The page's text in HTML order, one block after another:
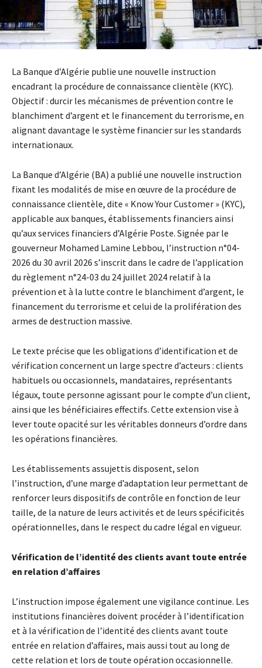
La Banque d’Algérie publie une nouvelle instruction
encadrant la procédure de connaissance clientèle (KYC).
Objectif : durcir les mécanismes de prévention contre le
blanchiment d’argent et le financement du terrorisme, en
alignant davantage le système financier sur les standards
internationaux.
La Banque d’Algérie (BA) a publié une nouvelle instruction
fixant les modalités de mise en œuvre de la procédure de
connaissance clientèle, dite « Know Your Customer » (KYC),
applicable aux banques, établissements financiers ainsi
qu’aux services financiers d’Algérie Poste. Signée par le
gouverneur Mohamed Lamine Lebbou, l’instruction n°04-
2026 du 30 avril 2026 s’inscrit dans le cadre de l’application
du règlement n°24-03 du 24 juillet 2024 relatif à la
prévention et à la lutte contre le blanchiment d’argent, le
financement du terrorisme et celui de la prolifération des
armes de destruction massive.
Le texte précise que les obligations d’identification et de
vérification concernent un large spectre d’acteurs : clients
habituels ou occasionnels, mandataires, représentants
légaux, toute personne agissant pour le compte d’un client,
ainsi que les bénéficiaires effectifs. Cette extension vise à
lever toute opacité sur les véritables donneurs d’ordre dans
les opérations financières.
Les établissements assujettis disposent, selon
l’instruction, d’une marge d’adaptation leur permettant de
renforcer leurs dispositifs de contrôle en fonction de leur
taille, de la nature de leurs activités et de leurs spécificités
opérationnelles, dans le respect du cadre légal en vigueur.
Vérification de l’identité des clients avant toute entrée
en relation d’affaires
L’instruction impose également une vigilance continue. Les
institutions financières doivent procéder à l’identification
et à la vérification de l’identité des clients avant toute
entrée en relation d’affaires, mais aussi tout au long de
cette relation et lors de toute opération occasionnelle.